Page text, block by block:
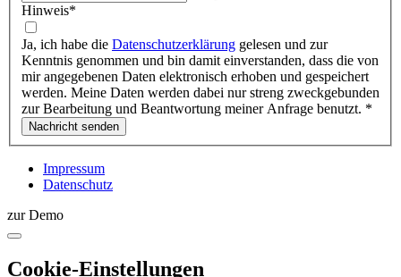
Hinweis*
Ja, ich habe die Datenschutzerklärung gelesen und zur
Kenntnis genommen und bin damit einverstanden, dass die von
mir angegebenen Daten elektronisch erhoben und gespeichert
werden. Meine Daten werden dabei nur streng zweckgebunden
zur Bearbeitung und Beantwortung meiner Anfrage benutzt. *
Impressum
Datenschutz
zur Demo
Cookie-Einstellungen